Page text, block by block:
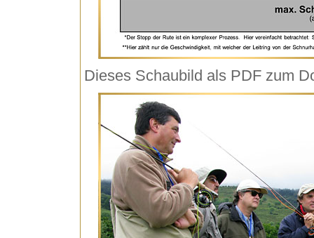
Dieses Schaubild als PDF zum